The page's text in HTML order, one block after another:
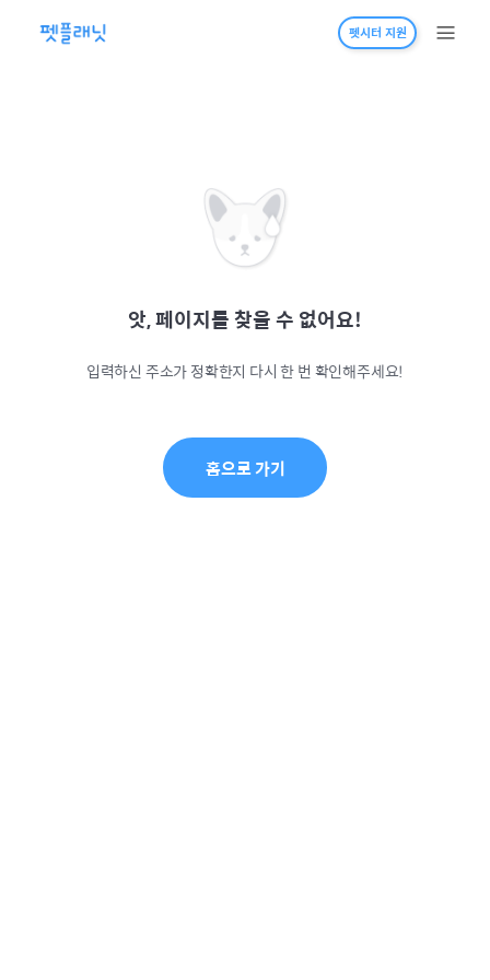
펫시터 지원
앗, 페이지를 찾을 수 없어요!
입력하신 주소가 정확한지 다시 한 번 확인해주세요!
홈으로 가기